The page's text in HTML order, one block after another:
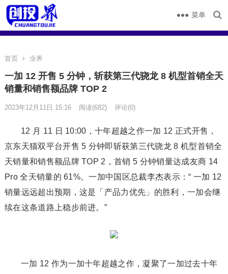
菜单
首页 业界
一加 12 开售 5 分钟，斩获第三代骁龙 8 机型首销全天
销量和销售额品牌 TOP 2
2023年12月11日 15:16 阅读(682) 评论(0)
12 月 11 日 10:00，十年超越之作一加 12 正式开售，
京东天猫双平台开售 5 分钟即斩获第三代骁龙 8 机型首销全
天销量和销售额品牌 TOP 2，首销 5 分钟销量达成友商 14
Pro 全天销量的 61%。一加中国区总裁李杰表示：“ 一加 12
销量远远超出预期，这是「产品力优先」的胜利，一加会继
续在这条道路上稳步前进。”
一加 12 作为一加十年超越之作，凝聚了一加过去十年